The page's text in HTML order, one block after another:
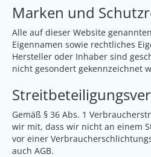
Marken und
Alle auf dieser Website
Eigennamen sowie rechtliches
Hersteller oder Inhaber sind
nicht gesondert gekennzeichnet
Gemäß § 36 Abs. 1
wir mit, dass wir nicht an einem
vor einer
auch AGB.